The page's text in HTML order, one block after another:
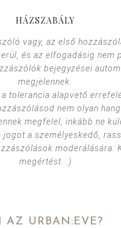
HÁZSZABÁLY
vagy, az első
és az elfogadásig nem
bejegyzései
megjelennek.
tolerancia alapvető
nem olyan
megfelel, inkább ne
jogot a személyeskedő,
moderálására.
megértést. :)
AZ URBAN:EVE?